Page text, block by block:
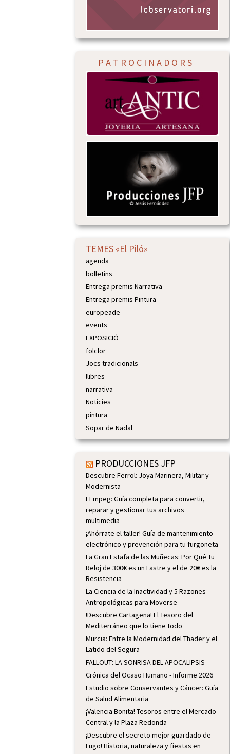
P A T R O C I N A D O R S
TEMES «El Piló»
agenda
bolletins
Entrega premis Narrativa
Entrega premis Pintura
europeade
events
EXPOSICIÓ
folclor
Jocs tradicionals
llibres
narrativa
Noticies
pintura
Sopar de Nadal
PRODUCCIONES JFP
Descubre Ferrol: Joya Marinera, Militar y
Modernista
FFmpeg: Guía completa para convertir,
reparar y gestionar tus archivos
multimedia
¡Ahórrate el taller! Guía de mantenimiento
electrónico y prevención para tu furgoneta
La Gran Estafa de las Muñecas: Por Qué Tu
Reloj de 300€ es un Lastre y el de 20€ es la
Resistencia
La Ciencia de la Inactividad y 5 Razones
Antropológicas para Moverse
!Descubre Cartagena! El Tesoro del
Mediterráneo que lo tiene todo
Murcia: Entre la Modernidad del Thader y el
Latido del Segura
FALLOUT: LA SONRISA DEL APOCALIPSIS
Crónica del Ocaso Humano - Informe 2026
Estudio sobre Conservantes y Cáncer: Guía
de Salud Alimentaria
¡Valencia Bonita! Tesoros entre el Mercado
Central y la Plaza Redonda
¡Descubre el secreto mejor guardado de
Lugo! Historia, naturaleza y fiestas en